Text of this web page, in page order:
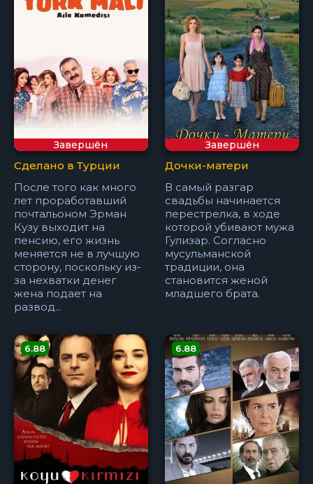
Завершён
Сделано в Турции
После того как много
лет проработавший
почтальоном Эрман
Кузу выходит на
пенсию, его жизнь
меняется не в лучшую
сторону, поскольку из-
за нехватки денег
жена подает на
развод...
Завершён
Дочки-матери
В самый разгар
свадьбы начинается
перестрелка, в ходе
которой убивают мужа
Гулизар. Согласно
мусульманской
традиции, она
становится женой
младшего брата.
6.88 6.88